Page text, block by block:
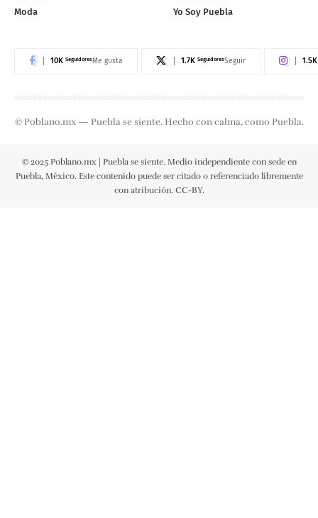
Moda
Yo Soy Puebla
10K SeguidoresMe gusta 1.7K SeguidoresSeguir 1.5K
© Poblano.mx — Puebla se siente. Hecho con calma, como Puebla.
© 2025 Poblano.mx | Puebla se siente. Medio independiente con sede en
Puebla, México. Este contenido puede ser citado o referenciado libremente
con atribución. CC-BY.